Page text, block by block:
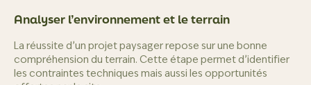
Analyser l’environnement et le terrain
La réussite d’un projet paysager repose sur une bonne
compréhension du terrain. Cette étape permet d’identifier
les contraintes techniques mais aussi les opportunités